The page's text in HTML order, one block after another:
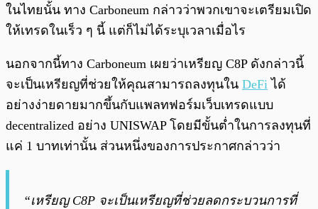
ในไทยนั้น ทาง Carboneum กล่าวว่าพวกเขาจะเตรียมเปิด
ให้เทรดในเร็ว ๆ นี้ แต่ก็ไม่ได้ระบุเวลาเมื่อไร
นอกจากนี้ทาง Carboneum เผยว่าเหรียญ C8P ดังกล่าวนี้
จะเป็นเหรียญที่ช่วยให้คุณสามารถลงทุนใน DeFi ได้
อย่างง่ายดายมากขึ้นกับแพลทฟอร์มเว็บเทรดแบบ
decentralized อย่าง UNISWAP โดยมีขั้นต่ำในการลงทุนที่
แค่ 1 บาทเท่านั้น ส่วนหนึ่งของการประกาศกล่าวว่า
“เหรียญ C8P จะเป็นเหรียญที่ช่วยลดกระบวนการที่